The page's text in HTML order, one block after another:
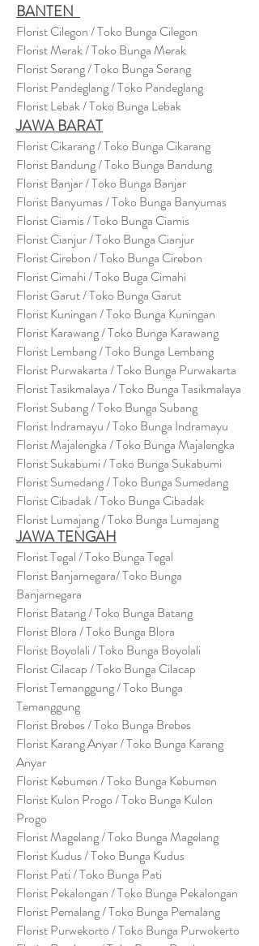
BANTEN
Florist Cilegon / Toko Bunga Cilegon
Florist Merak / Toko Bunga Merak
Florist Serang / Toko Bunga Serang
Florist Pandeglang / Toko Pandeglang
Florist Lebak / Toko Bunga Lebak
JAWA BARAT
Florist Cikarang/ Toko Bunga Cikarang
Florist Bandung / Toko Bunga Bandung
Florist Banjar / Toko Bunga Banjar
Florist Banyumas / Toko Bunga Banyumas
Florist Ciamis / Toko Bunga Ciamis
Florist Cianjur / Toko Bunga Cianjur
Florist Cirebon / Toko Bunga Cirebon
Florist Cimahi / Toko Buga Cimahi
Florist Garut / Toko Bunga Garut
Florist Kuningan / Toko Bunga Kuningan
Florist Karawang / Toko Bunga Karawang
Florist Lembang / Toko Bunga Lembang
Florist Purwakarta / Toko Bunga Purwakarta
Florist Tasikmalaya / Toko Bunga Tasikmalaya
Florist Subang / Toko Bunga Subang
Florist Indramayu / Toko Bunga Indramayu
Florist Majalengka / Toko Bunga Majalengka
Florist Sukabumi / Toko Bunga Sukabumi
Florist Sumedang / Toko Bunga Sumedang
Florist Cibadak / Toko Bunga Cibadak
Florist Lumajang / Toko Bunga Lumajang
JAWA TENGAH
Florist Tegal / Toko Bunga Tegal
Florist Banjarnegara/ Toko Bunga
Banjarnegara
Florist Batang / Toko Bunga Batang
Florist Blora / Toko Bunga Blora
Florist Boyolali / Toko Bunga Boyolali
Florist Cilacap / Toko Bunga Cilacap
Florist Temanggung / Toko Bunga
Temanggung
Florist Brebes / Toko Bunga Brebes
Florist Karang Anyar / Toko Bunga Karang
Anyar
Florist Kebumen / Toko Bunga Kebumen
Florist Kulon Progo / Toko Bunga Kulon
Progo
Florist Magelang / Toko Bunga Magelang
Florist Kudus / Toko Bunga Kudus
Florist Pati / Toko Bunga Pati
Florist Pekalongan / Toko Bunga Pekalongan
Florist Pemalang / Toko Bunga Pemalang
Florist Purwekorto / Toko Bunga Purwokerto